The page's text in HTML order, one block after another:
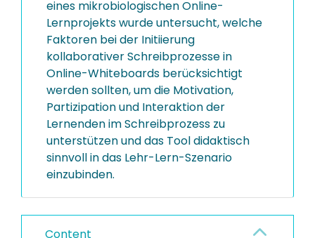
eines mikrobiologischen Online-
Lernprojekts wurde untersucht, welche
Faktoren bei der Initiierung
kollaborativer Schreibprozesse in
Online-Whiteboards berücksichtigt
werden sollten, um die Motivation,
Partizipation und Interaktion der
Lernenden im Schreibprozess zu
unterstützen und das Tool didaktisch
sinnvoll in das Lehr-Lern-Szenario
einzubinden.
Content